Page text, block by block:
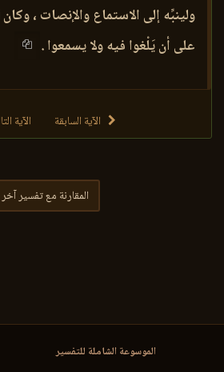
ولينبِّه إلى الاستماع والإنصات ،
على أن يَلْغوا فيه ولا يسمعوا .
الآية السابقة الآية
المقارنة مع تفسير آخر
الموسوعة الشاملة للتفسير